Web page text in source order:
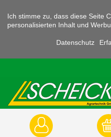
Ich stimme zu, dass diese Seite
personalisierten Inhalt und
Datenschutz